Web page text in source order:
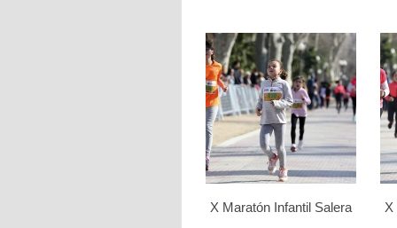
X Maratón Infantil Salera X